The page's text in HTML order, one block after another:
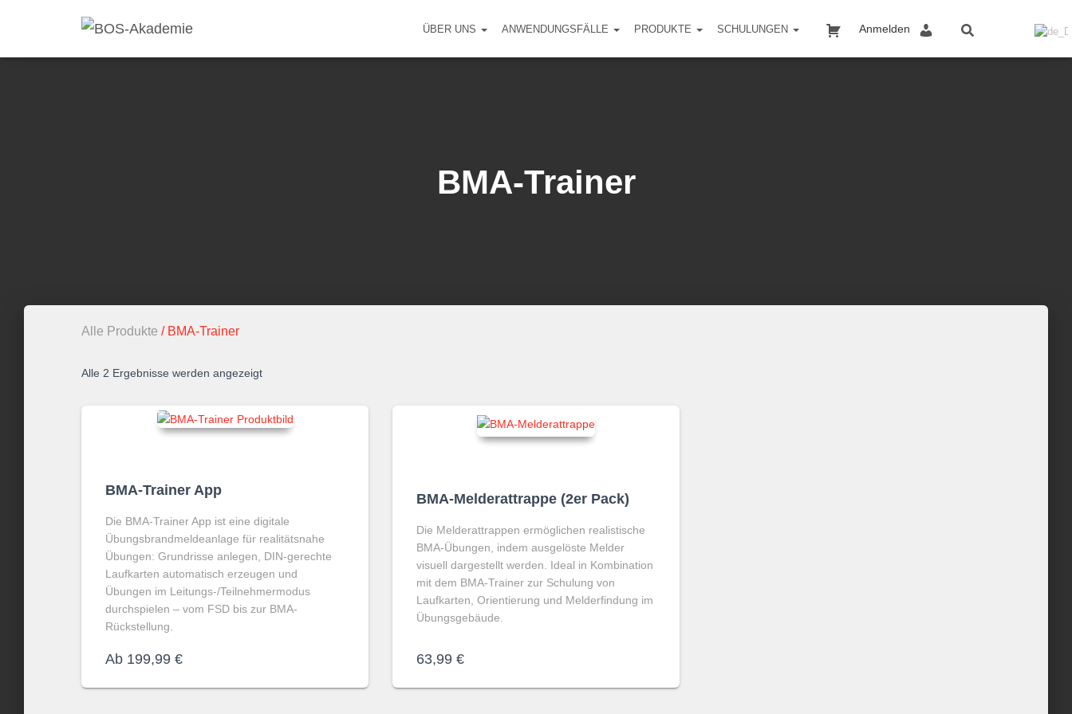
ÜBER UNS ANWENDUNGSFÄLLE PRODUKTE SCHULUNGEN WARENKORB
Anmelden MEIN KONTO
BMA-Trainer
Alle Produkte / BMA-Trainer
Alle 2 Ergebnisse werden angezeigt
BMA-Trainer App
Die BMA-Trainer App ist eine digitale
Übungsbrandmeldeanlage für realitätsnahe
Übungen: Grundrisse anlegen, DIN-gerechte
Laufkarten automatisch erzeugen und
Übungen im Leitungs-/Teilnehmermodus
durchspielen – vom FSD bis zur BMA-
Rückstellung.
Ab 199,99 €
BMA-Melderattrappe (2er Pack)
Die Melderattrappen ermöglichen realistische
BMA-Übungen, indem ausgelöste Melder
visuell dargestellt werden. Ideal in Kombination
mit dem BMA-Trainer zur Schulung von
Laufkarten, Orientierung und Melderfindung im
Übungsgebäude.
63,99 €